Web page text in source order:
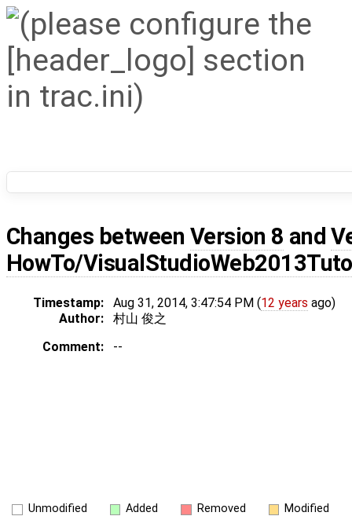
Changes between Version 8 and
HowTo/
Timestamp: Aug 31, 2014, 3:47:54 PM (12 years ago)
Author:
村山 俊之
Comment:
--
Unmodified Added Removed Modified